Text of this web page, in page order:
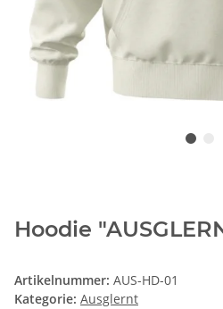
Hoodie
Artikelnummer: AUS-HD-01
Kategorie: Ausglernt